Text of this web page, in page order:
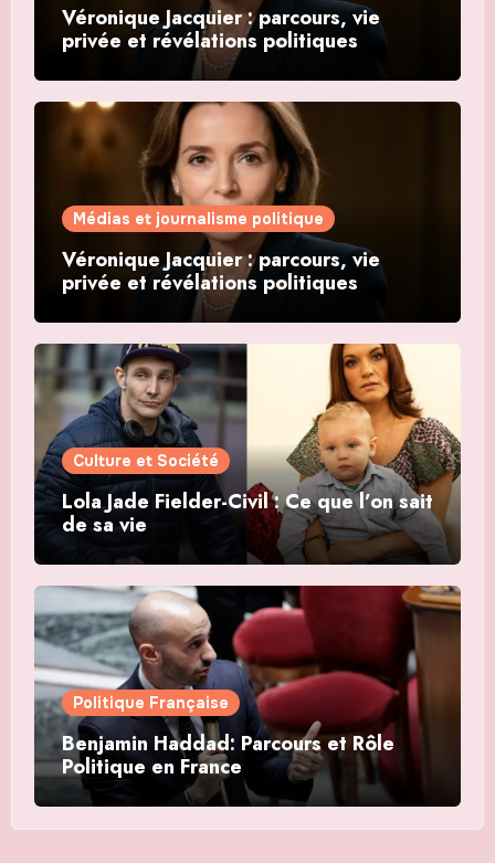
Véronique Jacquier : parcours, vie
privée et révélations politiques
Médias et journalisme politique
Véronique Jacquier : parcours, vie
privée et révélations politiques
Culture et Société
Lola Jade Fielder-Civil : Ce que l’on sait
de sa vie
Politique Française
Benjamin Haddad: Parcours et Rôle
Politique en France